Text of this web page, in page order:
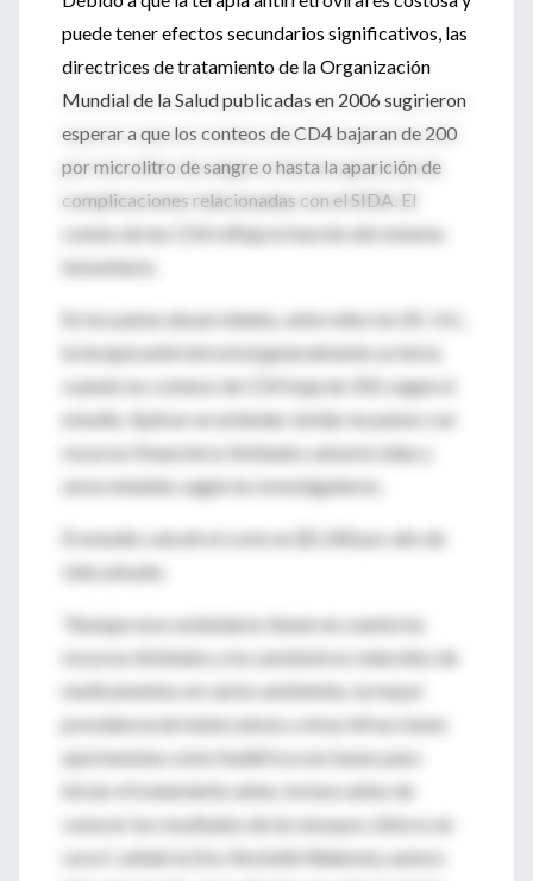
puede tener efectos secundarios significativos, las
directrices de tratamiento de la Organización
Mundial de la Salud publicadas en 2006 sugirieron
esperar a que los conteos de CD4 bajaran de 200
por microlitro de sangre o hasta la aparición de
complicaciones relacionadas con el SIDA. El
conteo de las CD4 refleja la función del sistema
inmunitario.
En los países desarrollados, entre ellos los EE. UU.,
la terapia antirretroviral generalmente se inicia
cuando los conteos de CD4 baja de 350, según el
estudio. Aplicar un estándar similar en países con
recursos financieros limitados salvaría vidas y
sería rentable, según los investigadores.
El estudio calculó el costo en $1.200 por año de
vida salvado.
"Aunque esos estándares tienen en cuenta los
recursos limitados y los suministros reducidos de
medicamentos en varios ambientes, la mayor
prevalencia de tuberculosis y otras infracciones
oportunistas como Sudáfrica son bases para
iniciar el tratamiento antes, incluso antes de
conocer los resultados de los ensayos clínicos en
curso", señaló la Dra. Rochelle Walensky, autora